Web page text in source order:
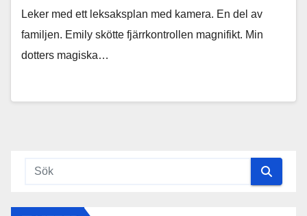
Leker med ett leksaksplan med kamera. En del av
familjen. Emily skötte fjärrkontrollen magnifikt. Min
dotters magiska…